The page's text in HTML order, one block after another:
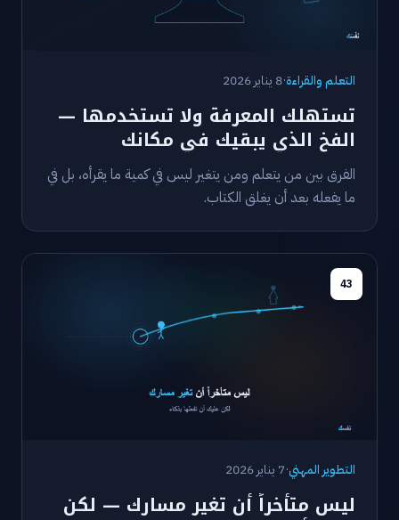
التعلم والقراءة·8 يناير 2026
تستهلك المعرفة ولا تستخدمها —
الفخ الذي يبقيك في مكانك
الفرق بين من يتعلم ومن يتغير ليس في كمية ما يقرأه، بل في
ما يفعله بعد أن يغلق الكتاب.
43
التطوير المهني·7 يناير 2026
ليس متأخراً أن تغير مسارك — لكن